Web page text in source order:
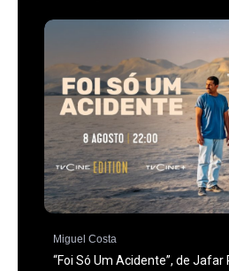
Miguel Costa
“Foi Só Um Acidente”, de